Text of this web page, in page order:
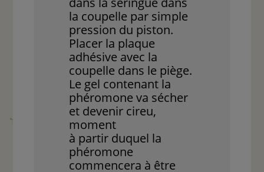
la coupelle par simple
pression du piston.
Placer la plaque
adhésive avec la
coupelle dans le piège.
Le gel contenant la
phéromone va sécher
et devenir cireu,
moment
à partir duquel la
phéromone
commencera à être